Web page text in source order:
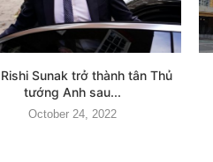
Sunak trở thành tân Thủ
tướng Anh sau...
October 24, 2022